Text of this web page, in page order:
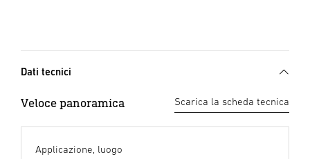
Dati tecnici
Veloce panoramica Scarica la scheda tecnica
Applicazione, luogo